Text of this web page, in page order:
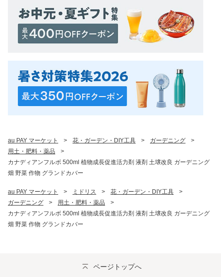
au PAY マーケット > 花・ガーデン・DIY工具 > ガーデニング
>
用土・肥料・薬品
>
カナディアンフルボ 500ml 植物成長促進活力剤 液剤 土壌改良 ガーデニング
畑 野菜 作物 グランドカバー
au PAY マーケット > ミドリス > 花・ガーデン・DIY工具
>
ガーデニング
> 用土・肥料・薬品
>
カナディアンフルボ 500ml 植物成長促進活力剤 液剤 土壌改良 ガーデニング
畑 野菜 作物 グランドカバー
ページトップへ